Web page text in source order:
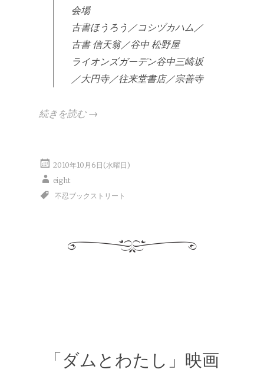
会場
古書ほうろう／コシヅカハム／
古書 信天翁／谷中 松野屋
ライオンズガーデン谷中三崎坂
／大円寺／往来堂書店／宗善寺
続きを読む →
2010年10月6日(水曜日)
eight
不忍ブックストリート
「ダムとわたし」映画